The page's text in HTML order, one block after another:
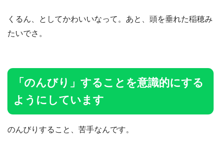
くるん、としてかわいいなって。あと、頭を垂れた稲穂み
たいでさ。
「のんびり」することを意識的にする
ようにしています
のんびりすること、苦手なんです。